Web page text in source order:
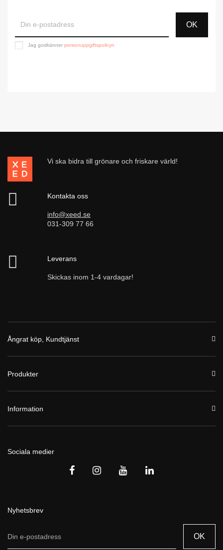
OK
Jag godkänner personuppgiftspolicyn
Vi ska bidra till grönare och friskare värld!
Kontakta oss
info@xeed.se
031-309 77 66
Leverans
Skickas inom 1-4 vardagar!
Ångrat köp, Kundtjänst
Produkter
Information
Sociala medier
Nyhetsbrev
OK